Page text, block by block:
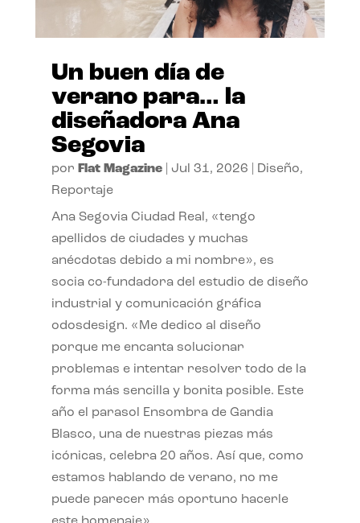
Un buen día de
verano para… la
diseñadora Ana
Segovia
por Flat Magazine| Jul 31, 2026 Diseño,
Reportaje
Ana Segovia Ciudad Real, «tengo
apellidos de ciudades y muchas
anécdotas debido a mi nombre», es
socia co-fundadora del estudio de diseño
industrial y comunicación gráfica
odosdesign. «Me dedico al diseño
porque me encanta solucionar
problemas e intentar resolver todo de la
forma más sencilla y bonita posible. Este
año el parasol Ensombra de Gandia
Blasco, una de nuestras piezas más
icónicas, celebra 20 años. Así que, como
estamos hablando de verano, no me
puede parecer más oportuno hacerle